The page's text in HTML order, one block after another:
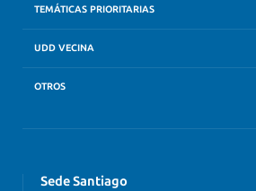
TEMÁTICAS PRIORITARIAS
UDD VECINA
OTROS
Sede Santiago